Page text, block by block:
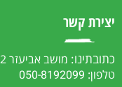
יצירת קשר
כתובתינו: מושב אביעזר 2
טלפון: 050-8192099